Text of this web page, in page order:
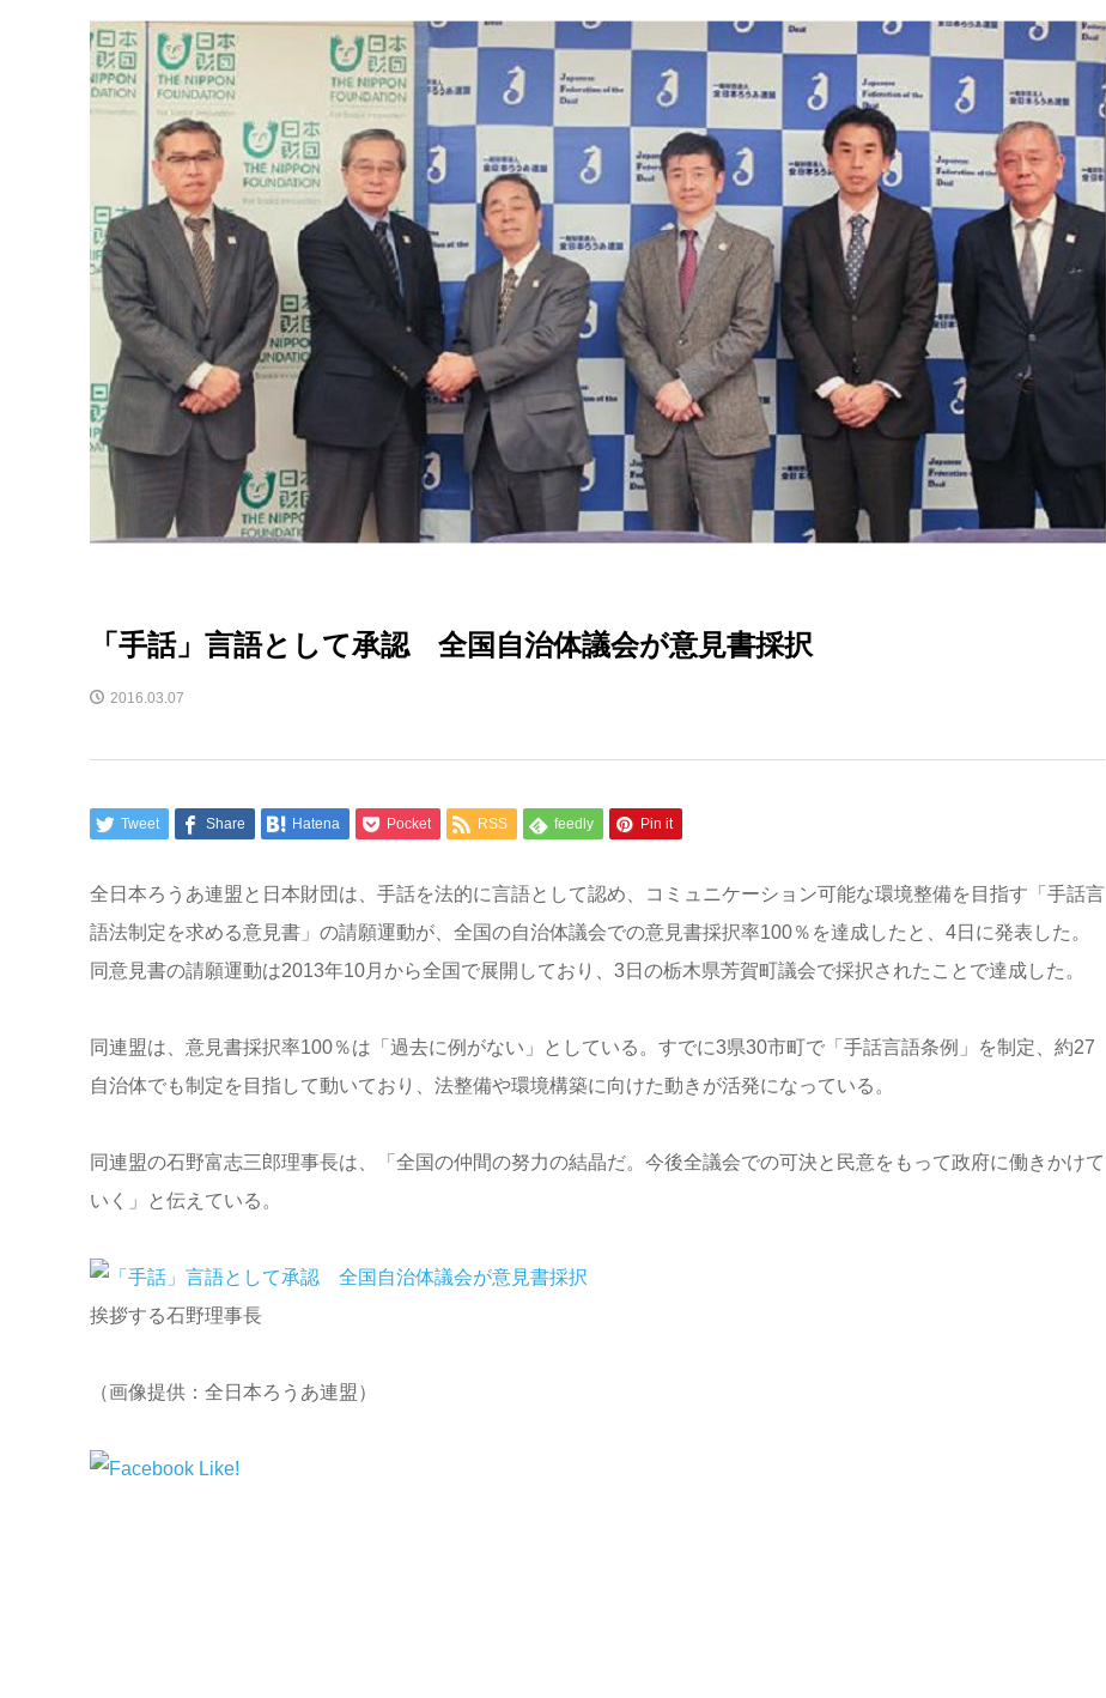
「手話」言語として承認 全国自治体議会が意見書採択
2016.03.07
Tweet Share Hatena Pocket RSS feedly Pin it
全日本ろうあ連盟と日本財団は、手話を法的に言語として認め、コミュニケーション可能な環境整備を目指す「手話言
語法制定を求める意見書」の請願運動が、全国の自治体議会での意見書採択率100％を達成したと、4日に発表した。
同意見書の請願運動は2013年10月から全国で展開しており、3日の栃木県芳賀町議会で採択されたことで達成した。
同連盟は、意見書採択率100％は「過去に例がない」としている。すでに3県30市町で「手話言語条例」を制定、約27
自治体でも制定を目指して動いており、法整備や環境構築に向けた動きが活発になっている。
同連盟の石野富志三郎理事長は、「全国の仲間の努力の結晶だ。今後全議会での可決と民意をもって政府に働きかけて
いく」と伝えている。
挨拶する石野理事長
（画像提供：全日本ろうあ連盟）